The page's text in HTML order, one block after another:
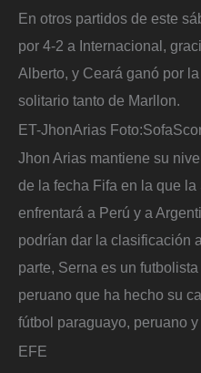
En otros partidos de este
por 4-2 a Internacional,
Alberto, y Ceará ganó por
solitario tanto de Marllon.
ET-JhonArias Foto:
Jhon Arias mantiene su
de la fecha Fifa en la que
enfrentará a Perú y a
podrían dar la clasificación
parte, Serna es un
peruano que ha hecho su
fútbol paraguayo, peruano
EFE